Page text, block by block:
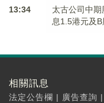
13:34
太古公司中
息1.5港元及
相關訊息
法定公告欄 | 廣告查詢 |